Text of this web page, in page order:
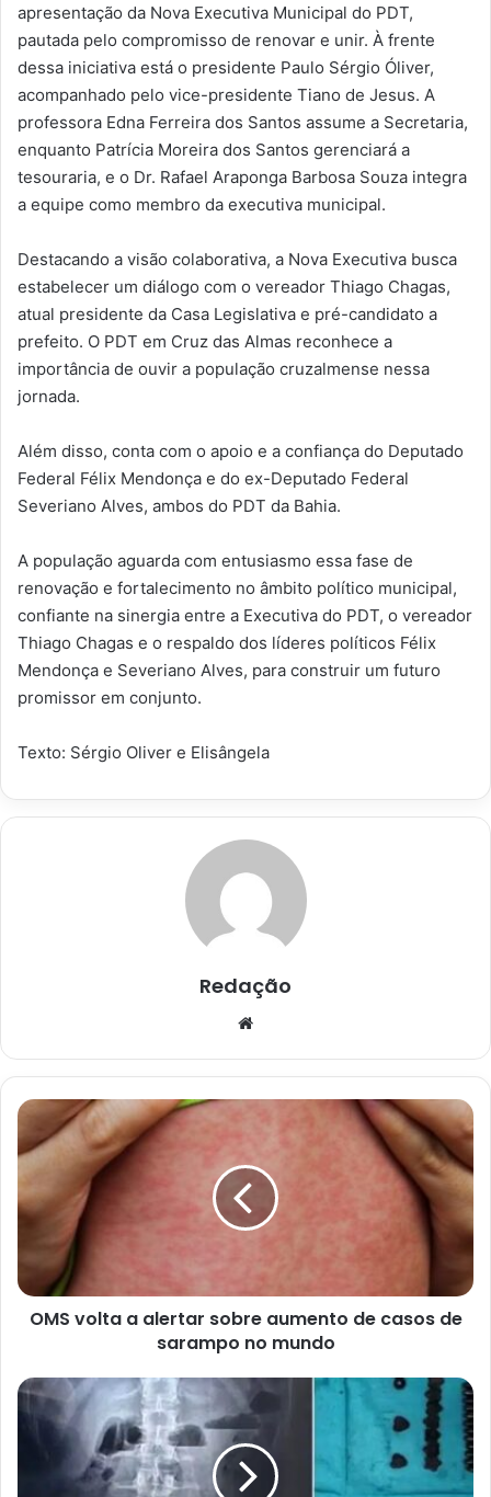
apresentação da Nova Executiva Municipal do PDT,
pautada pelo compromisso de renovar e unir. À frente
dessa iniciativa está o presidente Paulo Sérgio Óliver,
acompanhado pelo vice-presidente Tiano de Jesus. A
professora Edna Ferreira dos Santos assume a Secretaria,
enquanto Patrícia Moreira dos Santos gerenciará a
tesouraria, e o Dr. Rafael Araponga Barbosa Souza integra
a equipe como membro da executiva municipal.
Destacando a visão colaborativa, a Nova Executiva busca
estabelecer um diálogo com o vereador Thiago Chagas,
atual presidente da Casa Legislativa e pré-candidato a
prefeito. O PDT em Cruz das Almas reconhece a
importância de ouvir a população cruzalmense nessa
jornada.
Além disso, conta com o apoio e a confiança do Deputado
Federal Félix Mendonça e do ex-Deputado Federal
Severiano Alves, ambos do PDT da Bahia.
A população aguarda com entusiasmo essa fase de
renovação e fortalecimento no âmbito político municipal,
confiante na sinergia entre a Executiva do PDT, o vereador
Thiago Chagas e o respaldo dos líderes políticos Félix
Mendonça e Severiano Alves, para construir um futuro
promissor em conjunto.
Texto: Sérgio Oliver e Elisângela
Redação
OMS
a
alertar
sobre
aumento
casos
de
sarampo
OMS volta a alertar sobre aumento de casos de
sarampo no mundo
Paciente
é
operado